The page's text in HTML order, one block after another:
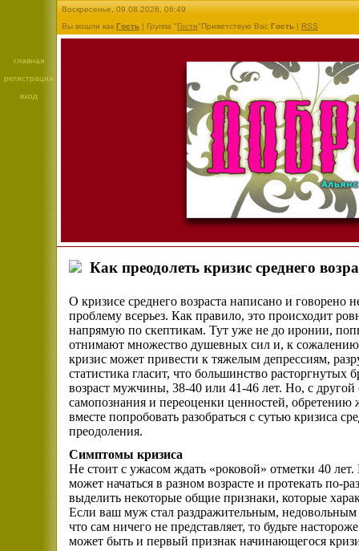
главная
регистрация
вход
Воскресенье, 09.08.2026, 06:49
Вы вошли как Гость | Группа "Гости"Приветствую Вас Гость | RSS
Как преодолеть кризис среднего
О кризисе среднего возраста написано и
проблему всерьез. Как правило, это происходит
напрямую по скептикам. Тут уже не до иронии,
отнимают множество душевных сил и, к
кризис может привести к тяжелым депрессиям,
статистика гласит, что большинство
возраст мужчины, 38-40 или 41-46 лет. Но, с
самопознания и переоценки ценностей,
вместе попробовать разобраться с сутью кризиса
преодоления.
Симптомы кризиса
Не стоит с ужасом ждать «роковой» отметки 40
может начаться в разном возрасте и протекать
выделить некоторые общие признаки, которые
Если ваш муж стал раздражительным,
что сам ничего не представляет, то будьте
может быть и первый признак начинающегося